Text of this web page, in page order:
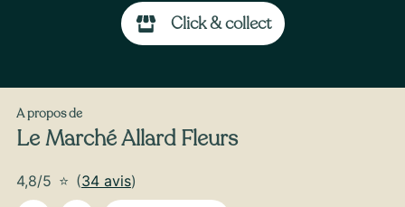
À partir de Personnaliser
Bouquet Naissance
Click & collect
A propos de
Le Marché Allard Fleurs
4,8/5 ⭐ (34 avis)